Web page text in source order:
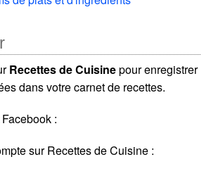
Recettes de Cuisinepour enregistrer
dans votre carnet de recettes.
:
sur Recettes de Cuisine :